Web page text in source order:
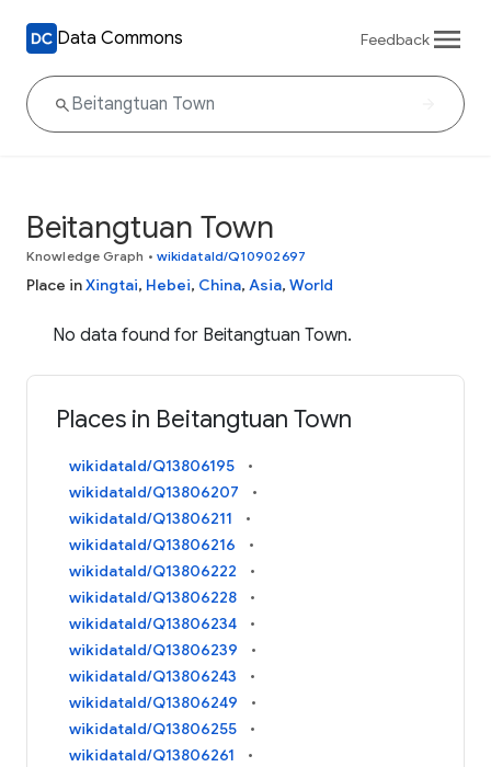
Data Commons Feedback
Beitangtuan Town
Knowledge Graph • wikidataId/Q10902697
Place inXingtai, Hebei, China, Asia, World
No data found for Beitangtuan Town.
Places in Beitangtuan Town
wikidataId/Q13806195
wikidataId/Q13806207
wikidataId/Q13806211
wikidataId/Q13806216
wikidataId/Q13806222
wikidataId/Q13806228
wikidataId/Q13806234
wikidataId/Q13806239
wikidataId/Q13806243
wikidataId/Q13806249
wikidataId/Q13806255
wikidataId/Q13806261